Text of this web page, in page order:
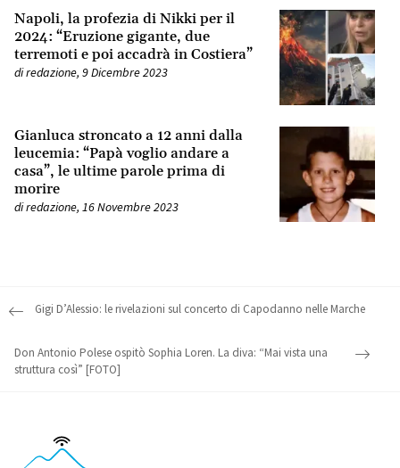
Napoli, la profezia di Nikki per il
2024: “Eruzione gigante, due
terremoti e poi accadrà in Costiera”
diredazione, 9 Dicembre 2023
Gianluca stroncato a 12 anni dalla
leucemia: “Papà voglio andare a
casa”, le ultime parole prima di
morire
diredazione, 16 Novembre 2023
Post navigation
Gigi D’Alessio: le rivelazioni sul concerto di Capodanno nelle Marche
Don Antonio Polese ospitò Sophia Loren. La diva: “Mai vista una
struttura così” [FOTO]